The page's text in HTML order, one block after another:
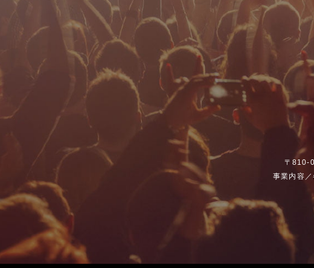
〒810-
事業内容